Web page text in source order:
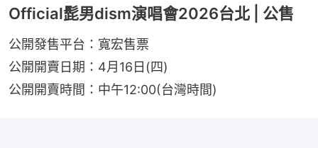
Official髭男dism演唱會2026台北 | 公售
公開發售平台：寬宏售票
公開開賣日期：4月16日(四)
公開開賣時間：中午12:00(台灣時間)